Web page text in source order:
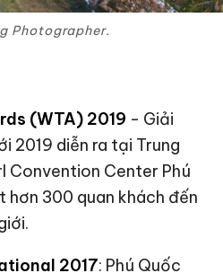
Photographer.
(WTA) 2019 - Giải
2019 diễn ra tại Trung
Convention Center Phú
hơn 300 quan khách đến
2017: Phú Quốc